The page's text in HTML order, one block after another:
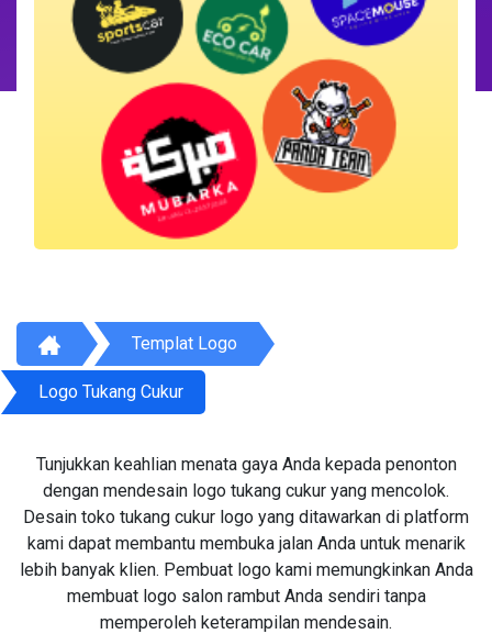
Templat Logo
Logo Tukang Cukur
Tunjukkan keahlian menata gaya Anda kepada penonton
dengan mendesain logo tukang cukur yang mencolok.
Desain toko tukang cukur logo yang ditawarkan di platform
kami dapat membantu membuka jalan Anda untuk menarik
lebih banyak klien. Pembuat logo kami memungkinkan Anda
membuat logo salon rambut Anda sendiri tanpa
memperoleh keterampilan mendesain.